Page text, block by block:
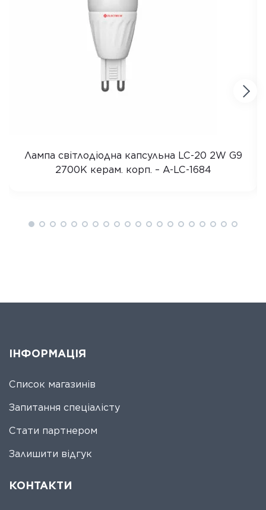
Лампа світлодіодна капсульна LC-20 2W G9
2700K керам. корп. – A-LC-1684
ІНФОРМАЦІЯ
Список магазинів
Запитання спеціалісту
Стати партнером
Залишити відгук
КОНТАКТИ